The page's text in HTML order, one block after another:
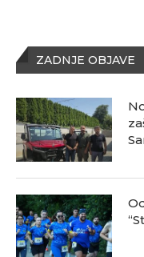
ZADNJE OBJAVE